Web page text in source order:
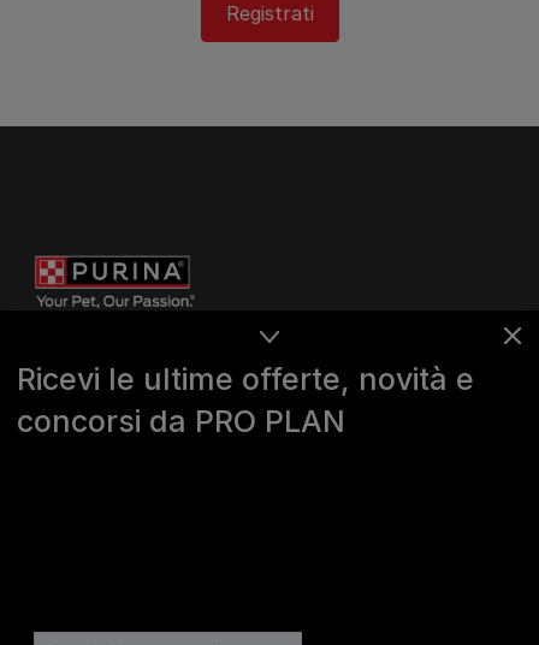
Registrati
Ricevi le ultime offerte, novità e
concorsi da PRO PLAN